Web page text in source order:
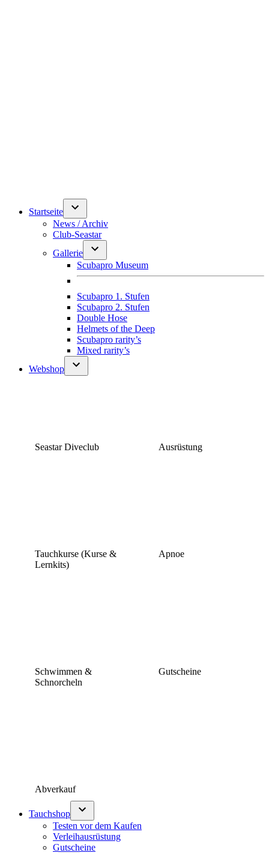
Startseite
News / Archiv
Club-Seastar
Gallerie
Scubapro Museum
Scubapro 1. Stufen
Scubapro 2. Stufen
Double Hose
Helmets of the Deep
Scubapro rarity’s
Mixed rarity’s
Webshop
Seastar Diveclub Ausrüstung
Tauchkurse (Kurse &
Lernkits)
Apnoe
Schwimmen &
Schnorcheln
Gutscheine
Abverkauf
Tauchshop
Testen vor dem Kaufen
Verleihausrüstung
Gutscheine